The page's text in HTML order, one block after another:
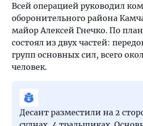
Всей операцией руководил
оборонительного района
майор Алексей Гнечко. По
состоял из двух частей:
групп основных сил, всего
человек.
Десант разместили на 2